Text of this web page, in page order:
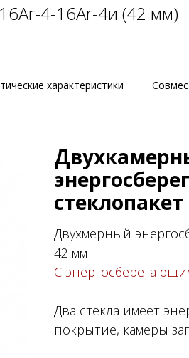
4-16Ar-4и (42 мм)
характеристики
Двухмерный
42 мм
С
Два стекла имеет
покрытие, камеры